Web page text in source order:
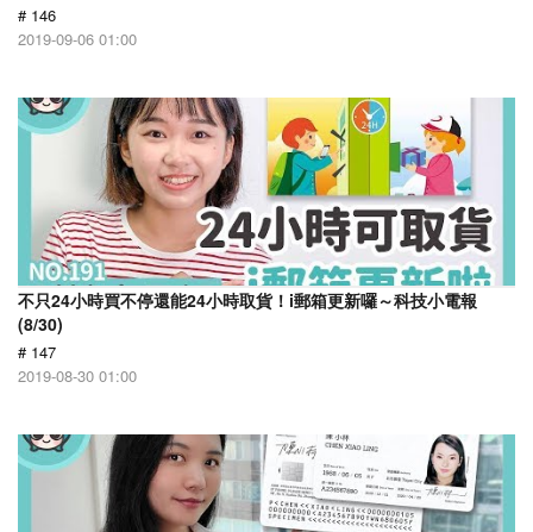
# 146
2019-09-06 01:00
不只24小時買不停還能24小時取貨！i郵箱更新囉～科技小電報
(8/30)
# 147
2019-08-30 01:00